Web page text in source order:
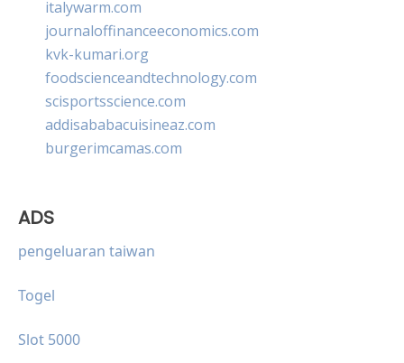
italywarm.com
journaloffinanceeconomics.com
kvk-kumari.org
foodscienceandtechnology.com
scisportsscience.com
addisababacuisineaz.com
burgerimcamas.com
ADS
pengeluaran taiwan
Togel
Slot 5000